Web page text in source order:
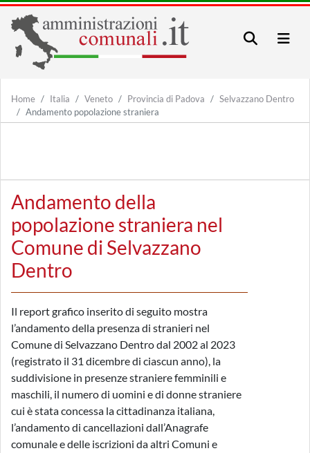
Home Italia Veneto Provincia di Padova
Selvazzano Dentro
Andamento popolazione straniera
Andamento della
popolazione straniera nel
Comune di Selvazzano
Dentro
Il report grafico inserito di seguito mostra
l’andamento della presenza di stranieri nel
Comune di Selvazzano Dentro dal 2002 al 2023
(registrato il 31 dicembre di ciascun anno), la
suddivisione in presenze straniere femminili e
maschili, il numero di uomini e di donne straniere
cui è stata concessa la cittadinanza italiana,
l’andamento di cancellazioni dall’Anagrafe
comunale e delle iscrizioni da altri Comuni e